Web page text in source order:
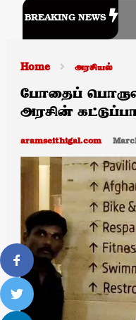
0
BREAKING NEWS
Home அரசியல்
போதைப் பொருள்
அரசின்
aramseithigal.com